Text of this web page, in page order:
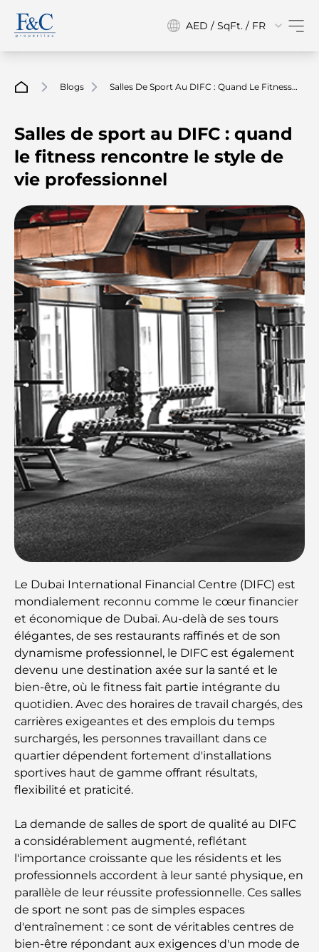
AED / SqFt. / FR
Blogs
Salles De Sport Au DIFC : Quand Le Fitness
Salles de sport au DIFC : quand
le fitness rencontre le style de
vie professionnel
Le Dubai International Financial Centre (DIFC) est
mondialement reconnu comme le cœur financier
et économique de Dubaï. Au-delà de ses tours
élégantes, de ses restaurants raffinés et de son
dynamisme professionnel, le DIFC est également
devenu une destination axée sur la santé et le
bien-être, où le fitness fait partie intégrante du
quotidien. Avec des horaires de travail chargés, des
carrières exigeantes et des emplois du temps
surchargés, les personnes travaillant dans ce
quartier dépendent fortement d'installations
sportives haut de gamme offrant résultats,
flexibilité et praticité.
La demande de salles de sport de qualité au DIFC
a considérablement augmenté, reflétant
l'importance croissante que les résidents et les
professionnels accordent à leur santé physique, en
parallèle de leur réussite professionnelle. Ces salles
de sport ne sont pas de simples espaces
d'entraînement : ce sont de véritables centres de
bien-être répondant aux exigences d'un mode de